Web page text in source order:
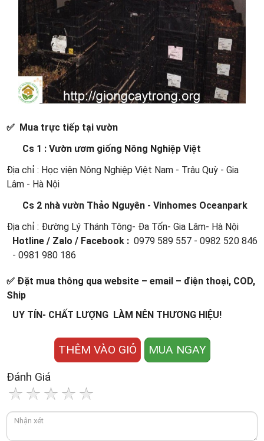
✅ Mua trực tiếp tại vườn
Cs 1 : Vườn ươm giống Nông Nghiệp Việt
Địa chỉ : Học viện Nông Nghiệp Việt Nam - Trâu Quỳ - Gia
Lâm - Hà Nội
Cs 2 nhà vườn Thảo Nguyên - Vinhomes Oceanpark
Địa chỉ : Đường Lý Thánh Tông- Đa Tốn- Gia Lâm- Hà Nội
Hotline / Zalo / Facebook : 0979 589 557 - 0982 520 846
- 0981 980 186
✅ Đặt mua thông qua website – email – điện thoại, COD,
Ship
UY TÍN- CHẤT LƯỢNG LÀM NÊN THƯƠNG HIỆU!
THÊM VÀO GIỎ
MUA NGAY
Đánh Giá